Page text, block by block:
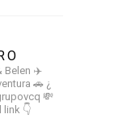
Belen ✈️
🚗 ¿
💸
link 👇